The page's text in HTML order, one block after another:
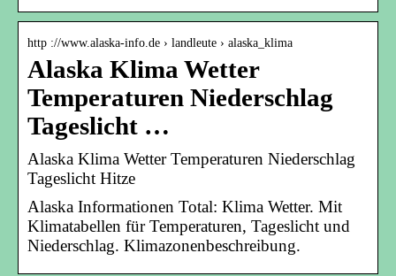
http ://www.alaska-info.de › landleute › alaska_klima
Alaska Klima Wetter
Temperaturen Niederschlag
Tageslicht …
Alaska Klima Wetter Temperaturen Niederschlag
Tageslicht Hitze
Alaska Informationen Total: Klima Wetter. Mit
Klimatabellen für Temperaturen, Tageslicht und
Niederschlag. Klimazonenbeschreibung.